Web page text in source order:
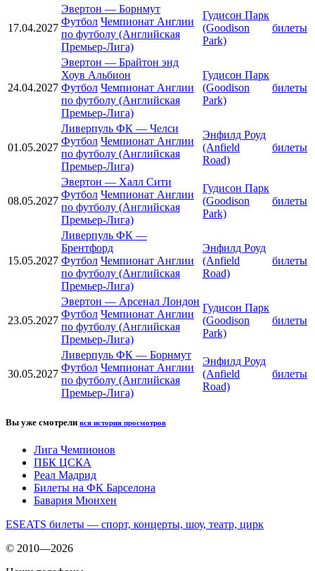
17.04.2027
Эвертон — Борнмут
Футбол Чемпионат Англии
по футболу (Английская
Премьер-Лига)
Гудисон Парк
(Goodison
Park)
билеты
24.04.2027
Эвертон — Брайтон энд
Хоув Альбион
Футбол Чемпионат Англии
по футболу (Английская
Премьер-Лига)
Гудисон Парк
(Goodison
Park)
билеты
01.05.2027
Ливерпуль ФК — Челси
Футбол Чемпионат Англии
по футболу (Английская
Премьер-Лига)
Энфилд Роуд
(Anfield
Road)
билеты
08.05.2027
Эвертон — Халл Сити
Футбол Чемпионат Англии
по футболу (Английская
Премьер-Лига)
Гудисон Парк
(Goodison
Park)
билеты
15.05.2027
Ливерпуль ФК —
Брентфорд
Футбол Чемпионат Англии
по футболу (Английская
Премьер-Лига)
Энфилд Роуд
(Anfield
Road)
билеты
23.05.2027
Эвертон — Арсенал Лондон
Футбол Чемпионат Англии
по футболу (Английская
Премьер-Лига)
Гудисон Парк
(Goodison
Park)
билеты
30.05.2027
Ливерпуль ФК — Борнмут
Футбол Чемпионат Англии
по футболу (Английская
Премьер-Лига)
Энфилд Роуд
(Anfield
Road)
билеты
Вы уже смотрели вся история просмотров
Лига Чемпионов
ПБК ЦСКА
Реал Мадрид
Билеты на ФК Барселона
Бавария Мюнхен
ESEATS билеты — спорт, концерты, шоу, театр, цирк
© 2010—2026